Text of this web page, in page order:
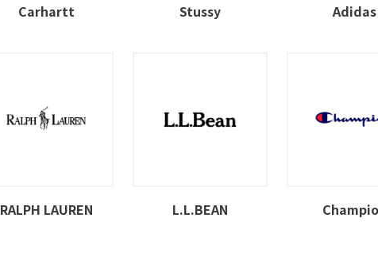
Carhartt Stussy Adidas
RALPH LAUREN L.L.BEAN